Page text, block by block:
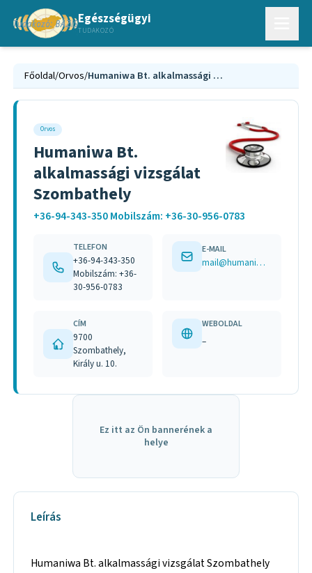
Egészségügyi
TUDAKOZÓ
Főoldal/Orvos/ Humaniwa Bt. alkalmassági vizsgálat Szombathely
Orvos
Humaniwa Bt.
alkalmassági vizsgálat
Szombathely
+36-94-343-350 Mobilszám: +36-30-956-0783
TELEFON
+36-94-343-350
Mobilszám: +36-
30-956-0783
E-MAIL
mail@humaniwa.t-online.hu
CÍM
9700
Szombathely,
Király u. 10.
WEBOLDAL
–
Ez itt az Ön bannerének a
helye
Leírás
Humaniwa Bt. alkalmassági vizsgálat Szombathely